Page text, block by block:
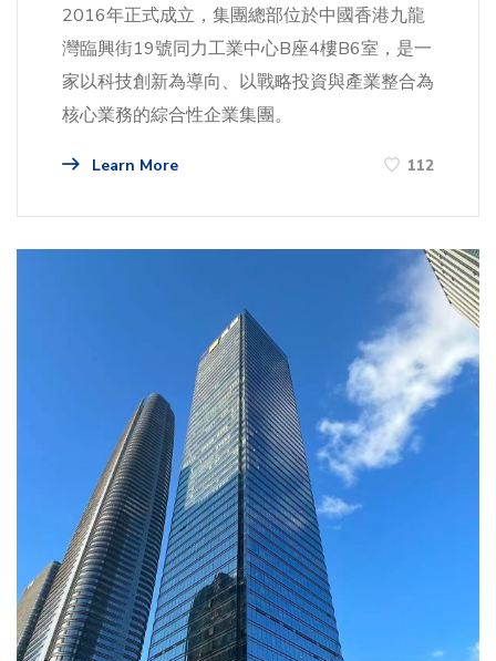
2016年正式成立，集團總部位於中國香港九龍
灣臨興街19號同力工業中心B座4樓B6室，是一
家以科技創新為導向、以戰略投資與產業整合為
核心業務的綜合性企業集團。
Learn More 112